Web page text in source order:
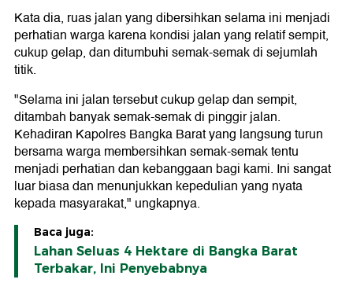
Kata dia, ruas jalan yang dibersihkan selama ini menjadi
perhatian warga karena kondisi jalan yang relatif sempit,
cukup gelap, dan ditumbuhi semak-semak di sejumlah
titik.
"Selama ini jalan tersebut cukup gelap dan sempit,
ditambah banyak semak-semak di pinggir jalan.
Kehadiran Kapolres Bangka Barat yang langsung turun
bersama warga membersihkan semak-semak tentu
menjadi perhatian dan kebanggaan bagi kami. Ini sangat
luar biasa dan menunjukkan kepedulian yang nyata
kepada masyarakat," ungkapnya.
Baca juga:
Lahan Seluas 4 Hektare di Bangka Barat
Terbakar, Ini Penyebabnya